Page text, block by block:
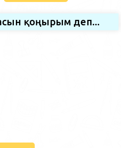
қоңырым деп...